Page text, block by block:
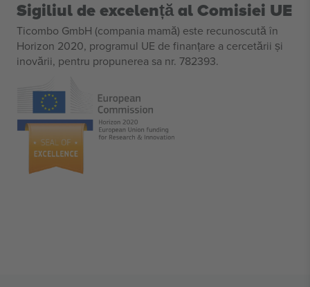
Sigiliul de excelență al Comisiei UE
Ticombo GmbH (compania mamă) este recunoscută în
Horizon 2020, programul UE de finanțare a cercetării și
inovării, pentru propunerea sa nr. 782393.